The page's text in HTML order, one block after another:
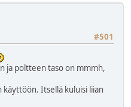
#501
ja poltteen taso on mmmh,
käyttöön. Itsellä kuluisi liian